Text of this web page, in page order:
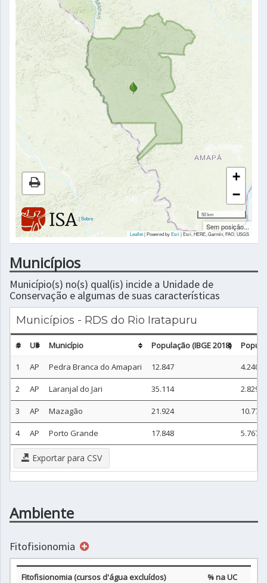
|Sobre
+
−
50 km
Sem posição...
Leaflet| Powered byEsri|Esri, HERE, Garmin, FAO, USGS
Municípios
Município(s) no(s) qual(is) incide a Unidade de
Conservação e algumas de suas características
Municípios - RDS do Rio Iratapuru
# UF Município População (IBGE 2018)
1
AP Pedra Branca do Amapari 12.847 4.240
2 AP Laranjal do Jari 35.114 2.829
3 AP Mazagão 21.924 10.774
4 AP Porto Grande 17.848 5.767
Exportar para CSV
Ambiente
Fitofisionomia
Fitofisionomia (cursos d'água excluídos)
% na UC